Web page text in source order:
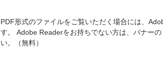
PDF形式のファイルをご覧いただく場合には、
す。
Adobe Readerをお持ちでない方は、バナー
い。（無料）